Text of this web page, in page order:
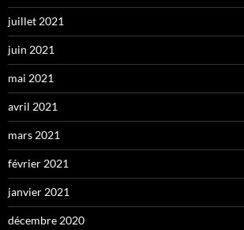
juillet 2021
juin 2021
mai 2021
avril 2021
mars 2021
février 2021
janvier 2021
décembre 2020